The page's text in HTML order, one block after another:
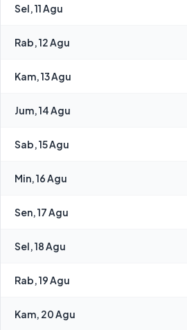
Sel, 11 Agu
Rab, 12 Agu
Kam, 13 Agu
Jum, 14 Agu
Sab, 15 Agu
Min, 16 Agu
Sen, 17 Agu
Sel, 18 Agu
Rab, 19 Agu
Kam, 20 Agu